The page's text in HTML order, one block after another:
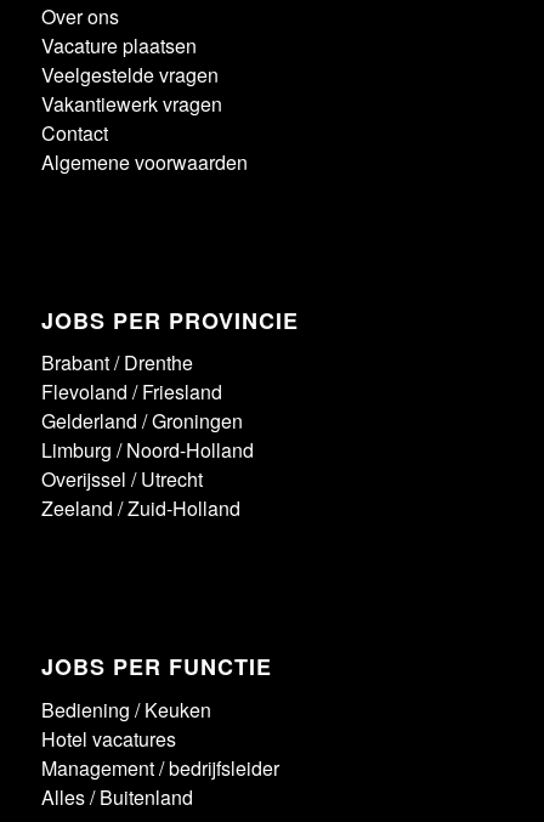
Over ons
Vacature plaatsen
Veelgestelde vragen
Vakantiewerk vragen
Contact
Algemene voorwaarden
JOBS PER PROVINCIE
Brabant/Drenthe
Flevoland /Friesland
Gelderland /Groningen
Limburg /Noord-Holland
Overijssel /Utrecht
Zeeland /Zuid-Holland
JOBS PER FUNCTIE
Bediening /Keuken
Hotel vacatures
Management / bedrijfsleider
Alles/Buitenland